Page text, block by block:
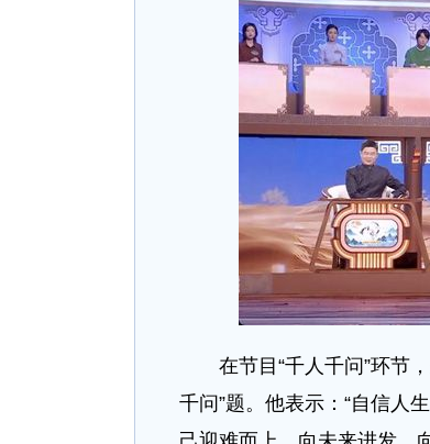
在节目“千人千问”环节，
千问”题。他表示：“自信人